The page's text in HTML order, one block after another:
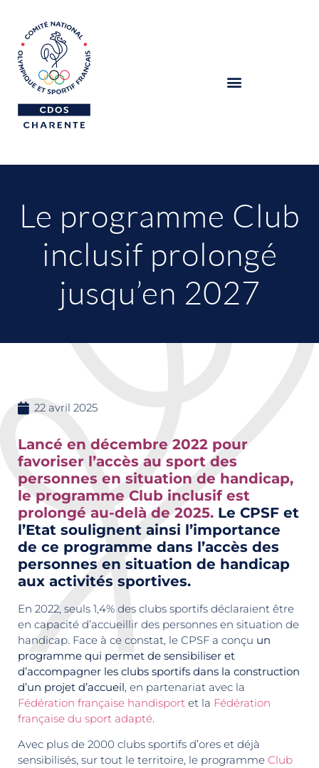
Le programme Club
inclusif prolongé
jusqu’en 2027
22 avril 2025
Lancé en décembre 2022 pour
favoriser l’accès au sport des
personnes en situation de handicap,
le programme Club inclusif est
prolongé au-delà de 2025. Le CPSF et
l’Etat soulignent ainsi l’importance
de ce programme dans l’accès des
personnes en situation de handicap
aux activités sportives.
En 2022, seuls 1,4% des clubs sportifs déclaraient être
en capacité d’accueillir des personnes en situation de
handicap. Face à ce constat, le CPSF a conçu un
programme qui permet de sensibiliser et
d’accompagner les clubs sportifs dans la construction
d’un projet d’accueil, en partenariat avec la
Fédération française handisport et la Fédération
française du sport adapté.
Avec plus de 2000 clubs sportifs d’ores et déjà
sensibilisés, sur tout le territoire, le programme Club